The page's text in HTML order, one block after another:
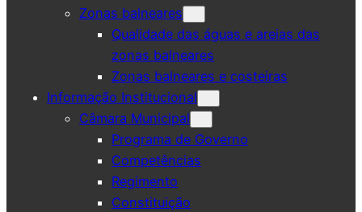
Zonas balneares
Qualidade das águas e areias das
zonas balneares
Zonas balneares e costeiras
Informação Institucional
Câmara Municipal
Programa de Governo
Competências
Regimento
Constituição